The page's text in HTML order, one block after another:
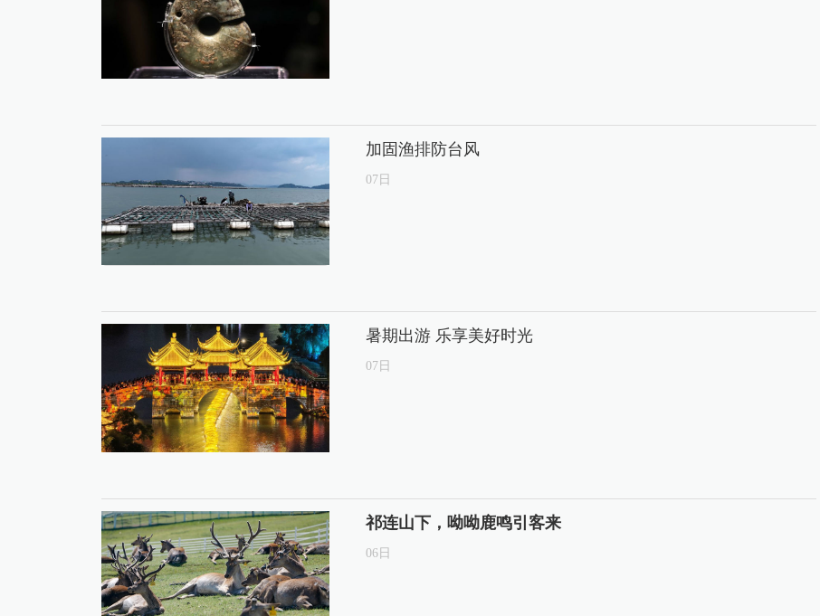
加固渔排防台风
07日
暑期出游 乐享美好时光
07日
祁连山下，呦呦鹿鸣引客来
06日